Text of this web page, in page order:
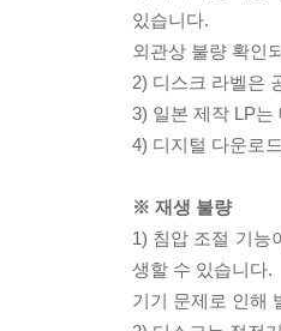
있습니다.
외관상 불량 확인
2) 디스크 라벨은
3) 일본 제작 LP는
4) 디지털 다운로
※ 재생 불량
1) 침압 조절 기능
생할 수 있습니다.
기기 문제로 인해